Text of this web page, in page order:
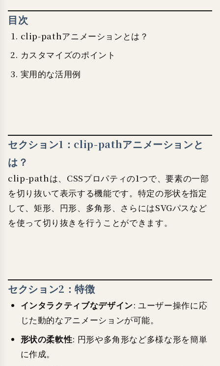
目次
clip-pathアニメーションとは？
カスタマイズのポイント
実用的な活用例
セクション1：clip-pathアニメーションと
は？
clip-pathは、CSSプロパティの1つで、要素の一部
を切り抜いて表示する機能です。特定の形状を指定
して、矩形、円形、多角形、さらにはSVGパスなど
を使って切り抜きを行うことができます。
セクション2：特徴
インタラクティブなデザイン: ユーザー操作に応
じた動的なアニメーションが可能。
形状の柔軟性: 円形や多角形など多様な形を簡単
に作成。